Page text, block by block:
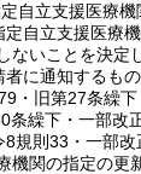
自立支援医療
定自立支援医療
ないことを決定
に通知するもの
・旧第27条繰
条繰下・一部改
8規則33・一部改
機関の指定の更